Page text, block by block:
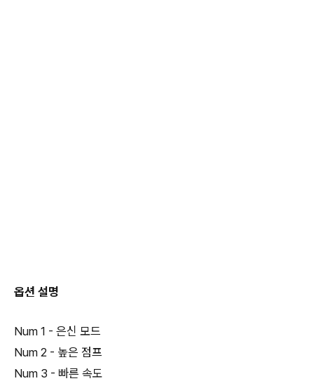
옵션 설명
Num 1 - 은신 모드
Num 2 - 높은 점프
Num 3 - 빠른 속도